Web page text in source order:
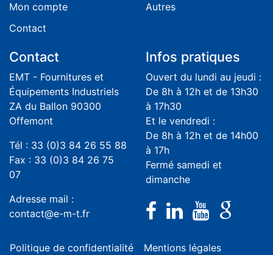
Mon compte
Contact
Autres
Contact
EMT - Fournitures et
Équipements Industriels
ZA du Ballon 90300
Offemont
Tél : 33 (0)3 84 26 55 88
Fax : 33 (0)3 84 26 75
07
Adresse mail :
contact@e-m-t.fr
Infos pratiques
Ouvert du lundi au jeudi :
De 8h à 12h et de 13h30
à 17h30
Et le vendredi :
De 8h à 12h et de 14h00
à 17h
Fermé samedi et
dimanche
Politique de confidentialité - Mentions légales